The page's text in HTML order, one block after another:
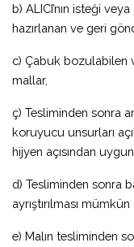
b) ALICI’nın isteği
hazırlanan ve geri
c) Çabuk bozulabilen
mallar,
ç) Tesliminden sonra
koruyucu unsurları
hijyen açısından
d) Tesliminden sonra
ayrıştırılması
e) Malın tesliminden